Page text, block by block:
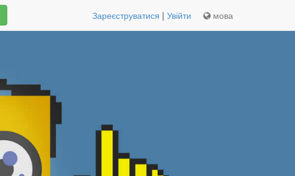
мова
Зареєструватися | Увійти